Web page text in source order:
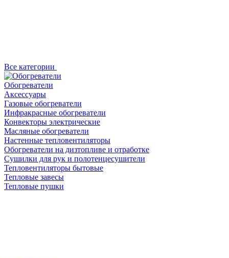
Все категории
Обогреватели
Аксессуары
Газовые обогреватели
Инфракрасные обогреватели
Конвекторы электрические
Масляные обогреватели
Настенные тепловентиляторы
Обогреватели на дизтопливе и отработке
Сушилки для рук и полотенцесушители
Тепловентиляторы бытовые
Тепловые завесы
Тепловые пушки